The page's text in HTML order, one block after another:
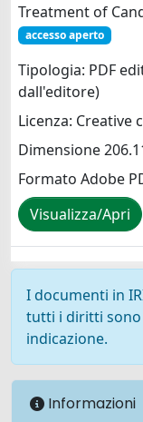
Treatment of
accesso aperto
Tipologia: PDF
dall'editore)
Licenza: Creative
Dimensione
Formato Adobe
Visualizza/Apri
I documenti in
tutti i diritti sono
indicazione.
Informazioni